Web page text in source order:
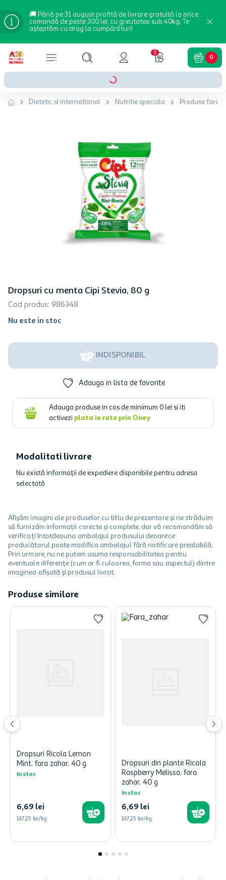
🚚 Până pe 31 august profită de livrare gratuită la orice
comandă de peste 300 lei, cu greutatea sub 40kg. Te
așteptăm cu drag la cumpărături!
0
0
Dietetic si international Nutritie speciala Produse fara
Dropsuri cu menta Cipi Stevia, 80 g
Cod produs: 986348
Nu este in stoc
INDISPONIBIL
Adauga in lista de favorite
Adauga produse in cos de minimum 0 lei si iti
activezi plata in rate prin Oney
Modalitati livrare
Nu există informații de expediere disponibile pentru adresa
selectată
Afișăm imagini ale produselor cu titlu de prezentare și ne străduim
să furnizăm informații corecte și complete, dar vă recomandăm să
verificați întotdeauna ambalajul produsului deoarece
producătorul poate modifica ambalajul fără notificare prealabilă.
Prin urmare, nu ne putem asuma responsabilitatea pentru
eventuale diferențe (cum ar fi culoarea, forma sau aspectul) dintre
imaginea afișată și produsul livrat.
Produse similare
Dropsuri Ricola Lemon
Mint, fara zahar, 40 g
In stoc
6,69 lei
167,25 lei/kg
Dropsuri din plante Ricola
Raspberry Melissa, fara
zahar, 40 g
In stoc
6,69 lei
167,25 lei/kg